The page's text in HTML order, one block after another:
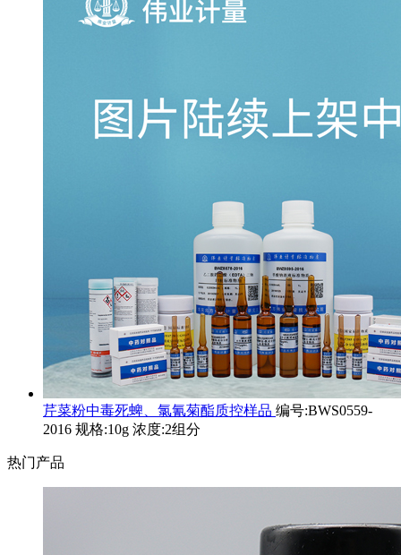
芹菜粉中毒死蜱、氯氰菊酯质控样品 编号:BWS0559-
2016 规格:10g 浓度:2组分
热门产品